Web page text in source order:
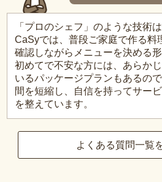
「プロのシェフ」のような技術
CaSyでは、普段ご家庭で作る料
確認しながらメニューを決める形
初めてで不安な方には、あらか
いるパッケージプランもあるの
間を短縮し、自信を持ってサー
を整えています。
よくある質問一覧